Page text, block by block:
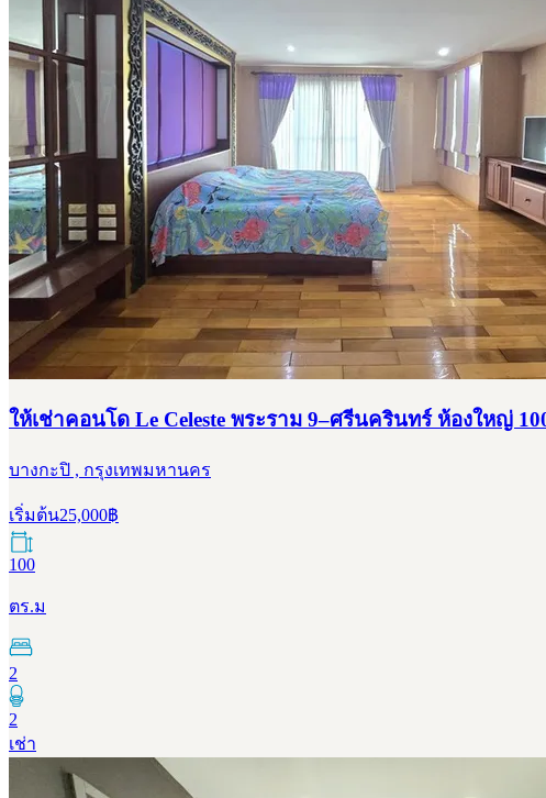
ให้เช่าคอนโด Le Celeste พระราม 9–ศรีนครินทร์ ห้องใหญ่
บางกะปิ , กรุงเทพมหานคร
เริ่มต้น25,000฿
100
ตร.ม
2
2
เช่า